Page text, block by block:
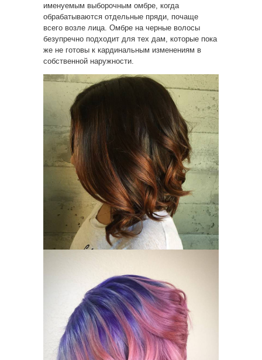
именуемым выборочным омбре, когда
обрабатываются отдельные пряди, почаще
всего возле лица. Омбре на черные волосы
безупречно подходит для тех дам, которые пока
же не готовы к кардинальным изменениям в
собственной наружности.